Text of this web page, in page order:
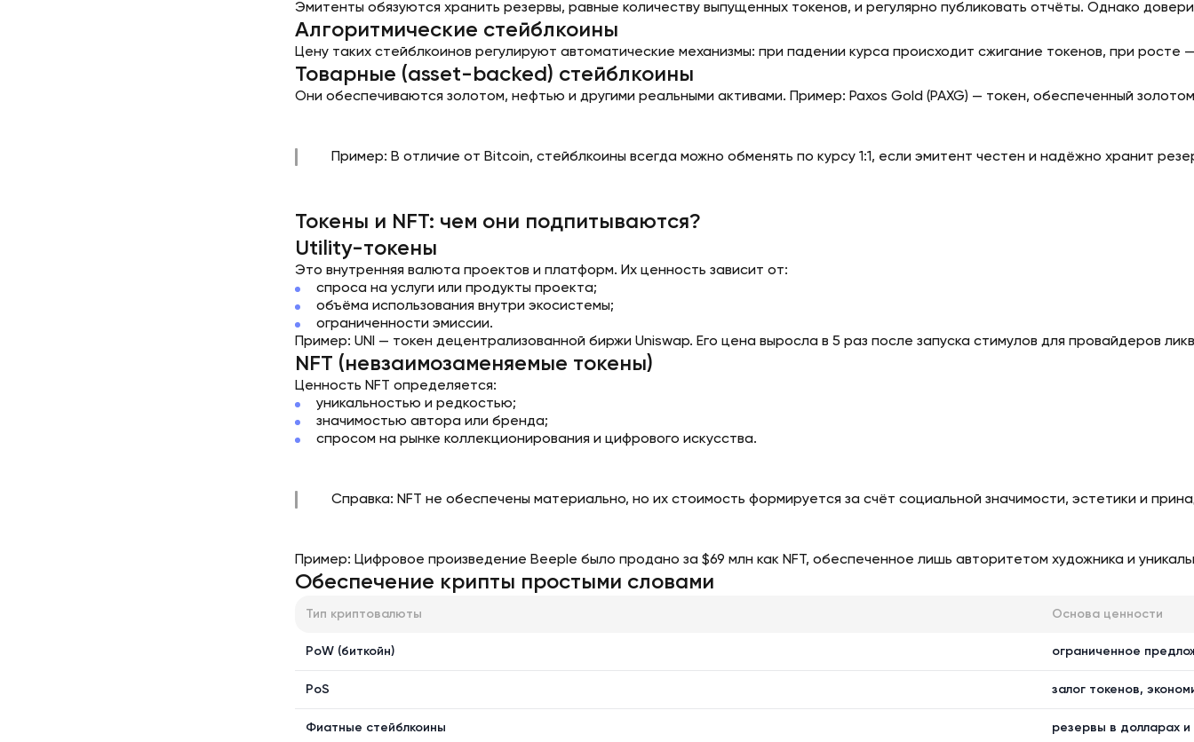
Эмитенты обязуются хранить резервы, равные количеству выпущенных токенов, и регулярно публиковать отчёты. Однако
Алгоритмические стейблкоины
Цену таких стейблкоинов регулируют автоматические механизмы: при падении курса происходит сжигание токенов, при росте
Товарные (asset-backed) стейблкоины
Они обеспечиваются золотом, нефтью и другими реальными активами. Пример: Paxos Gold (PAXG) — токен, обеспеченный
Пример: В отличие от Bitcoin, стейблкоины всегда можно обменять по курсу 1:1, если эмитент честен и надёжно хранит
Токены и NFT: чем они подпитываются?
Utility-токены
Это внутренняя валюта проектов и платформ. Их ценность зависит от:
спроса на услуги или продукты проекта;
объёма использования внутри экосистемы;
ограниченности эмиссии.
Пример: UNI — токен децентрализованной биржи Uniswap. Его цена выросла в 5 раз после запуска стимулов для провайдеров
NFT (невзаимозаменяемые токены)
Ценность NFT определяется:
уникальностью и редкостью;
значимостью автора или бренда;
спросом на рынке коллекционирования и цифрового искусства.
Справка: NFT не обеспечены материально, но их стоимость формируется за счёт социальной значимости, эстетики и
Пример: Цифровое произведение Beeple было продано за $69 млн как NFT, обеспеченное лишь авторитетом художника и
Обеспечение крипты простыми словами
Тип криптовалюты Основа ценности
PoW (биткойн) ограниченное
PoS залог токенов,
Фиатные стейблкоины резервы в долларах и